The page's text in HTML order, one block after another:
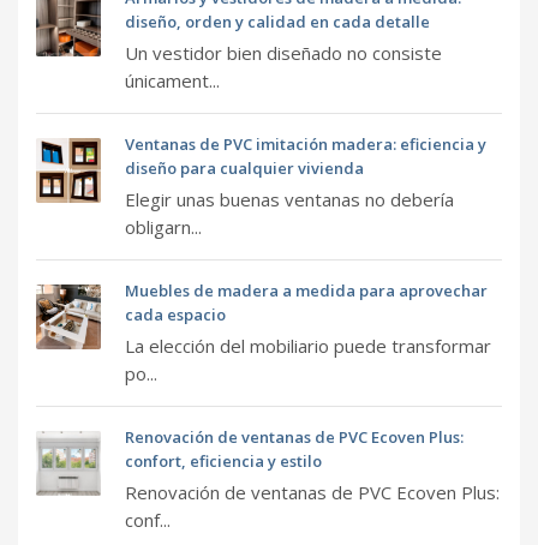
diseño, orden y calidad en cada detalle
Un vestidor bien diseñado no consiste
únicament...
Ventanas de PVC imitación madera: eficiencia y
diseño para cualquier vivienda
Elegir unas buenas ventanas no debería
obligarn...
Muebles de madera a medida para aprovechar
cada espacio
La elección del mobiliario puede transformar
po...
Renovación de ventanas de PVC Ecoven Plus:
confort, eficiencia y estilo
Renovación de ventanas de PVC Ecoven Plus:
conf...